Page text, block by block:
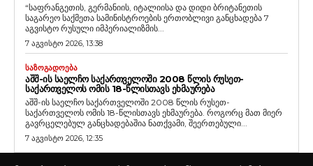
“საფრანგეთის, გერმანიის, იტალიისა და დიდი ბრიტანეთის
საგარეო საქმეთა სამინისტროების ერთობლივი განცხადება 7
აგვისტო რუსული იმპერიალიზმის...
7 აგვისტო 2026, 13:38
ᲡᲐᲖᲝᲒᲐᲓᲝᲔᲑᲐ
ᲐᲨᲨ-ᲘᲡ ᲡᲐᲔᲚᲩᲝ ᲡᲐᲥᲐᲠᲗᲕᲔᲚᲝᲨᲘ 2008 ᲬᲚᲘᲡ ᲠᲣᲡᲔᲗ-
ᲡᲐᲥᲐᲠᲗᲕᲔᲚᲝᲡ ᲝᲛᲘᲡ 18-ᲬᲚᲘᲡᲗᲐᲕᲡ ᲔᲮᲛᲐᲣᲠᲔᲑᲐ
აშშ-ის საელჩო საქართველოში 2008 წლის რუსეთ-
საქართველოს ომის 18-წლისთავს ეხმაურება. როგორც მათ მიერ
გავრცელებულ განცხადებაშია ნათქვამი, შეერთებული...
7 აგვისტო 2026, 12:35